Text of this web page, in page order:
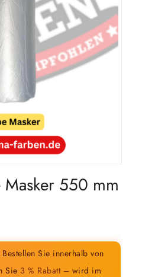
550 mm
Bestellen Sie innerhalb von
Sie 3 % Rabatt– wird im